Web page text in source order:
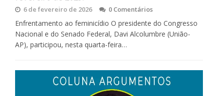
6 de fevereiro de 2026 0 Comentários
Enfrentamento ao feminicídio O presidente do Congresso
Nacional e do Senado Federal, Davi Alcolumbre (União-
AP), participou, nesta quarta-feira…